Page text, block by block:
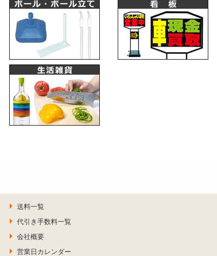
送料一覧
代引き手数料一覧
会社概要
営業日カレンダー